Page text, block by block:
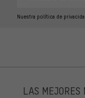
Nuestra política de
LAS MEJORES